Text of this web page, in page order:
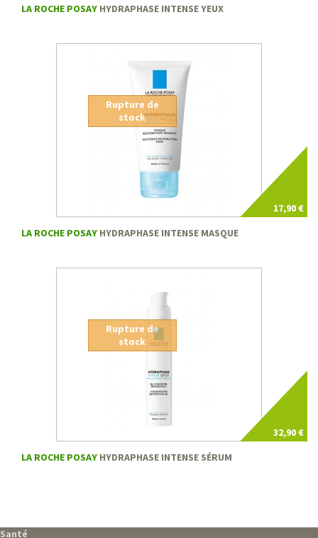
LA ROCHE POSAY HYDRAPHASE INTENSE YEUX
17,90 €
Rupture de
stock
LA ROCHE POSAY HYDRAPHASE INTENSE MASQUE
32,90 €
Rupture de
stock
LA ROCHE POSAY HYDRAPHASE INTENSE SÉRUM
Santé